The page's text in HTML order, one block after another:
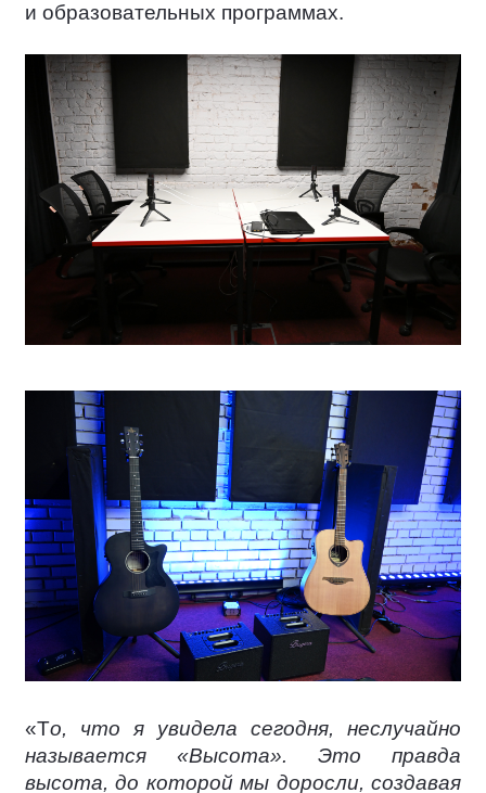
и образовательных программах.
«То, что я увидела сегодня, неслучайно
называется «Высота». Это правда
высота, до которой мы доросли, создавая